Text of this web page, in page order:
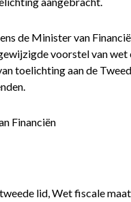
de Minister van
voorstel van wet
toelichting aan de
Financiën
lid, Wet fiscale